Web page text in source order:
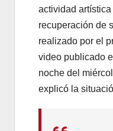
actividad
recuperación de
realizado por el
video publicado
noche del
explicó la